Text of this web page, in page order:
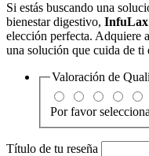
Si estás buscando una
bienestar digestivo, InfuLax
elección perfecta. Adquiere
una solución que cuida de ti
Valoración de
Por favor
Título de tu reseña